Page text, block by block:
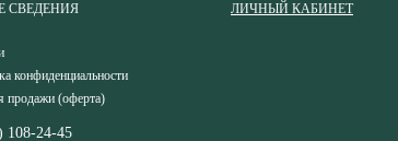
СВЕДЕНИЯ
конфиденциальности
продажи (оферта)
108-24-45
ЛИЧНЫЙ КАБИНЕТ